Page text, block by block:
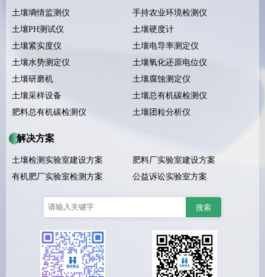
土壤墒情监测仪
手持农业环境检测仪
土壤PH测试仪
土壤硬度计
土壤紧实度仪
土壤电导率测定仪
土壤水势测定仪
土壤氧化还原电位仪
土壤研磨机
土壤腐蚀测定仪
土壤采样设备
土壤总有机碳检测仪
肥料总有机碳检测仪
土壤团粒分析仪
解决方案
土壤检测实验室建设方案
肥料厂实验室建设方案
有机肥厂实验室检测方案
公益诉讼实验室方案